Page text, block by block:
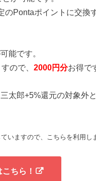
Pontaポイントに交換
能です。
ので、 2000円分お得で
太郎+5%還元の対象外
いますので、こちらを利用し
ちら！